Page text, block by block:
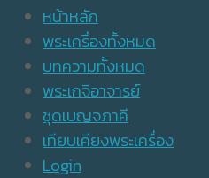
หน้าหลัก
พระเครื่องทั้งหมด
บทความทั้งหมด
พระเกจิอาจารย์
ชุดเบญจภาคี
เทียบเคียงพระเครื่อง
Login